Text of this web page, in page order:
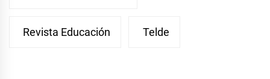
Revista Educación Telde